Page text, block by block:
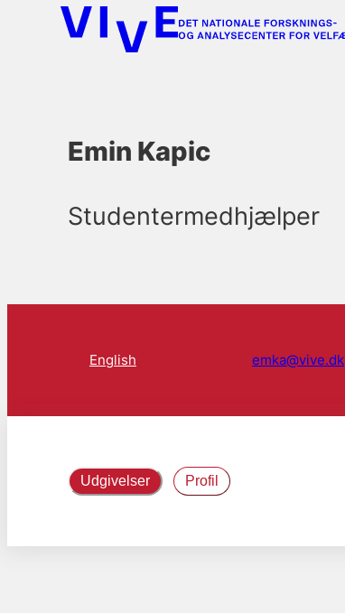
Emin Kapic
Studentermedhjælper
English emka@vive.dk
Udgivelser Profil